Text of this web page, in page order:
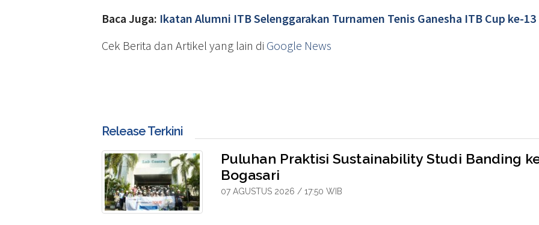
Baca Juga: Ikatan Alumni ITB Selenggarakan Turnamen Tenis Ganesha ITB Cup ke-13
Cek Berita dan Artikel yang lain di Google News
Release Terkini
Puluhan Praktisi Sustainability Studi Banding
Bogasari
07 AGUSTUS 2026 / 17:50 WIB